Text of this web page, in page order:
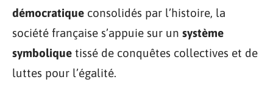
démocratique consolidés par l’histoire, la
société française s’appuie sur un système
symbolique tissé de conquêtes collectives et de
luttes pour l’égalité.